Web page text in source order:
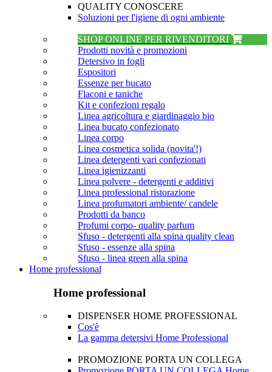
QUALITY CONOSCERE
Soluzioni per l'igiene di ogni ambiente
SHOP ONLINE PER RIVENDITORI
Prodotti novità e promozioni
Detersivo in fogli
Espositori
Essenze per bucato
Flaconi e taniche
Kit e confezioni regalo
Linea agricoltura e giardinaggio bio
Linea bucato confezionato
Linea corpo
Linea cosmetica solida (novita'!)
Linea detergenti vari confezionati
Linea igienizzanti
Linea polvere - detergenti e additivi
Linea professional ristorazione
Linea profumatori ambiente/ candele
Prodotti da banco
Profumi corpo- quality parfum
Sfuso - detergenti alla spina quality clean
Sfuso - essenze alla spina
Sfuso - linea green alla spina
Home professional
Home professional
DISPENSER HOME PROFESSIONAL
Cos'è
La gamma detersivi Home Professional
PROMOZIONE PORTA UN COLLEGA